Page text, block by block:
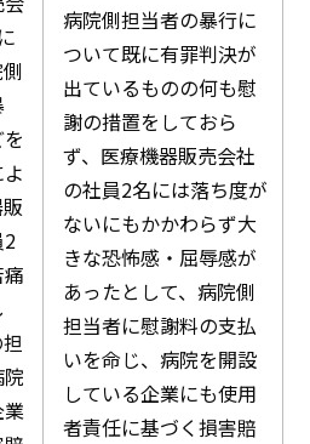
病院側担当者の暴行に
ついて既に有罪判決が
出ているものの何も慰
謝の措置をしておら
ず、医療機器販売会社
の社員2名には落ち度が
ないにもかかわらず大
きな恐怖感・屈辱感が
あったとして、病院側
担当者に慰謝料の支払
いを命じ、病院を開設
している企業にも使用
者責任に基づく損害賠